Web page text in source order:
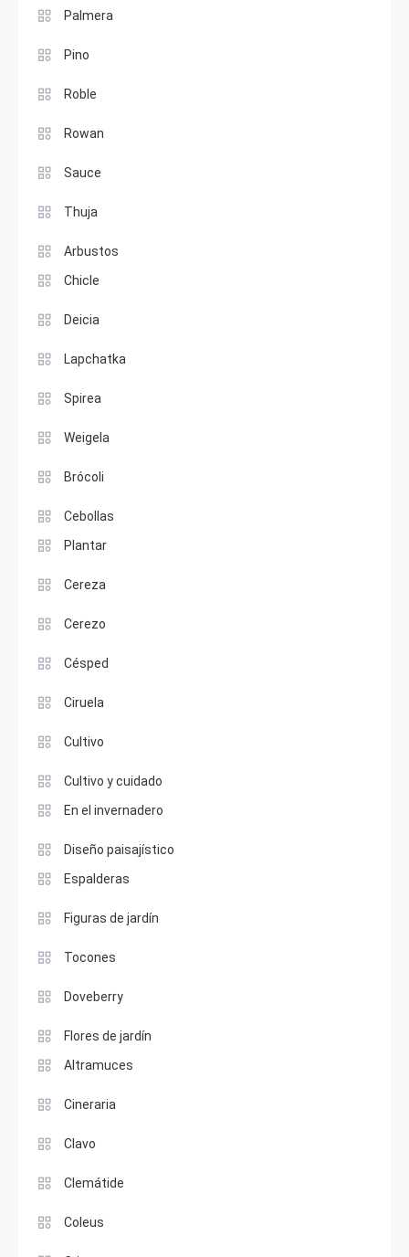
Palmera
Pino
Roble
Rowan
Sauce
Thuja
Arbustos
Chicle
Deicia
Lapchatka
Spirea
Weigela
Brócoli
Cebollas
Plantar
Cereza
Cerezo
Césped
Ciruela
Cultivo
Cultivo y cuidado
En el invernadero
Diseño paisajístico
Espalderas
Figuras de jardín
Tocones
Doveberry
Flores de jardín
Altramuces
Cineraria
Clavo
Clemátide
Coleus